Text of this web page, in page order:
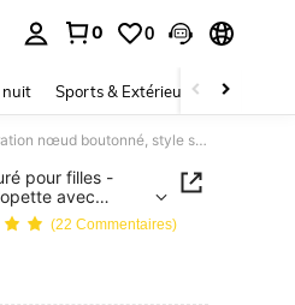
0 0
nuit Sports & Extérieur Enfants
coviviky Ensemble robe en tricot texturé pour filles - Chemise à col volant blanc + Jupe salopette avec décoration nœud boutonné, style scolaire vintage
pour filles -
avec
vintage
(22 Commentaires)